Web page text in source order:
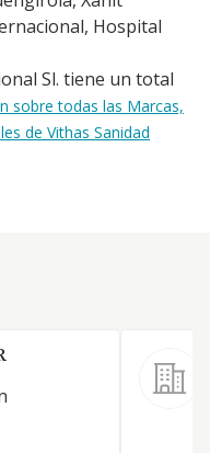
Hospital
Sl. tiene un total
sobre todas las Marcas,
de Vithas Sanidad